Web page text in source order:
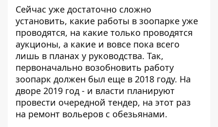
Сейчас уже достаточно сложно
установить, какие работы в зоопарке уже
проводятся, на какие только проводятся
аукционы, а какие и вовсе пока всего
лишь в планах у руководства. Так,
первоначально возобновить работу
зоопарк должен был еще в 2018 году. На
дворе 2019 год - и власти планируют
провести очередной тендер, на этот раз
на ремонт вольеров с обезьянами.